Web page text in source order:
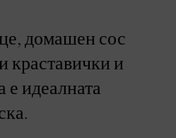
домашен сос
краставички и
е идеалната